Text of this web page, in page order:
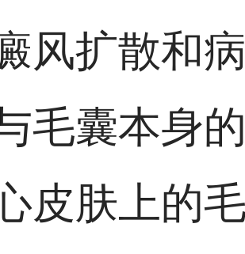
风扩散和
毛囊本身
皮肤上的